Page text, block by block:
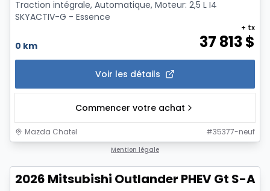
Traction intégrale, Automatique, Moteur: 2,5 L I4
SKYACTIV-G - Essence
0 km 37 813$
+ tx
Voir les détails
Commencer votre achat
Mazda Chatel #35377-neuf
Mention légale
2026 Mitsubishi Outlander PHEV Gt S-